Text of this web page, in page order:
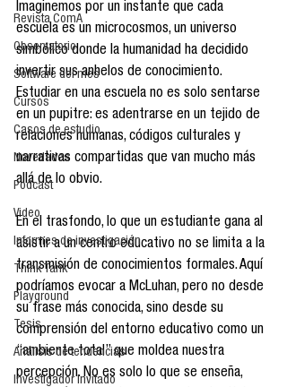
Revista ComA
Observatorio
Software del mes
Cursos
Casos de estudio
Novedades
Podcast
Video
Informes de investigación
Think Tank
Playground
Tesis
Análisis de tendencias
Investigador Invitado
Imaginemos por un instante que cada
escuela es un microcosmos, un universo
simbólico donde la humanidad ha decidido
invertir sus anhelos de conocimiento.
Estudiar en una escuela no es solo sentarse
en un pupitre: es adentrarse en un tejido de
relaciones humanas, códigos culturales y
narrativas compartidas que van mucho más
allá de lo obvio.
En el trasfondo, lo que un estudiante gana al
asistir a un centro educativo no se limita a la
transmisión de conocimientos formales. Aquí
podríamos evocar a McLuhan, pero no desde
su frase más conocida, sino desde su
comprensión del entorno educativo como un
“ambiente total” que moldea nuestra
percepción. No es solo lo que se enseña,